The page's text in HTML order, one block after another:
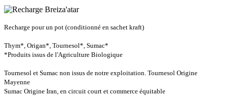
Recharge pour un pot (conditionné en sachet kraft)
Thym*, Origan*, Tournesol*, Sumac*
*Produits issus de l'Agriculture Biologique
Tournesol et Sumac non issus de notre exploitation. Tournesol Origine
Mayenne
Sumac Origine Iran, en circuit court et commerce équitable